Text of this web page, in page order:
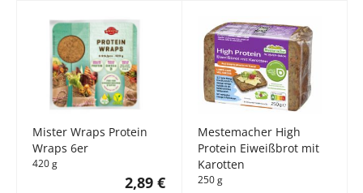
Mister Wraps Protein
Wraps 6er
420 g
2,89 €
Mestemacher High
Protein Eiweißbrot mit
Karotten
250 g